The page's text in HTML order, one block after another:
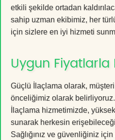
etkili şekilde ortadan
sahip uzman ekibimiz, her
için sizlere en iyi hizmeti
Uygun Fiyatlarla
Güçlü İlaçlama olarak,
önceliğimiz olarak
İlaçlama hizmetimizde,
sunarak herkesin
Sağlığınız ve güvenliğiniz